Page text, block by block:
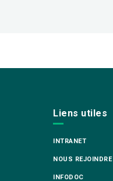
Liens utiles
INTRANET
NOUS REJOINDRE
INFODOC